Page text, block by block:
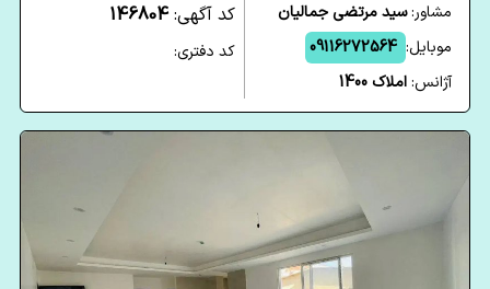
مشاور:سید مرتضی جمالیان
موبایل: 09116272564
آژانس:املاک 1400
کد آگهی: 146804
کد دفتری: